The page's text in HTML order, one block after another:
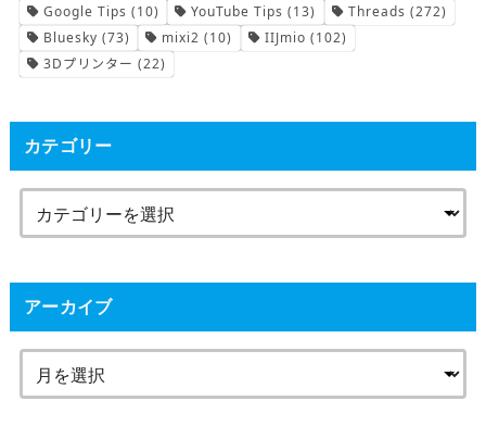
Google Tips (10) YouTube Tips (13) Threads (272)
Bluesky (73) mixi2 (10) IIJmio (102)
3Dプリンター (22)
カテゴリー
アーカイブ